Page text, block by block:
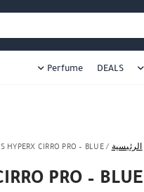
؟
DEALS
Perfume
الرئيسية /
HYPERX CIRRO PRO – BLUE
PRO – BLUE